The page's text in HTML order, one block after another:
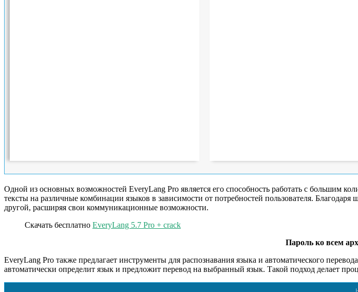
Одной из основных возможностей EveryLang Pro является его способность работать с большим
тексты на различные комбинации языков в зависимости от потребностей пользователя.
другой, расширяя свои коммуникационные возможности.
Скачать бесплатно EveryLang 5.7 Pro + crack
Пароль ко всем
EveryLang Pro также предлагает инструменты для распознавания языка и автоматического
автоматически определит язык и предложит перевод на выбранный язык. Такой подход делает